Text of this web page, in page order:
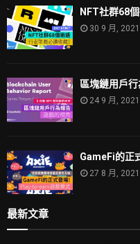
NFT社群68
30 9 月, 2021
區塊鏈用戶
24 9 月, 2021
GameFi的正
27 8 月, 2021
最新文章